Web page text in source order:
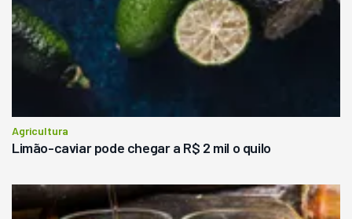
Agricultura
Limão-caviar pode chegar a R$ 2 mil o quilo